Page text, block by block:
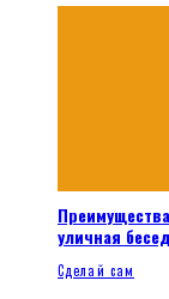
уличная
Сделай сам